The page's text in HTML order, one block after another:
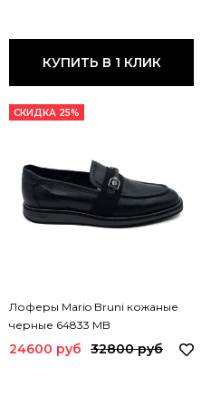
КУПИТЬ В 1 КЛИК
СКИДКА 25%
Лоферы Mario Bruni кожаные
черные 64833 MB
24600 руб 32800 руб